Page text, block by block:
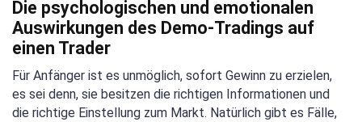
Die psychologischen und emotionalen
Auswirkungen des Demo-Tradings auf
einen Trader
Für Anfänger ist es unmöglich, sofort Gewinn zu erzielen,
es sei denn, sie besitzen die richtigen Informationen und
die richtige Einstellung zum Markt. Natürlich gibt es Fälle,